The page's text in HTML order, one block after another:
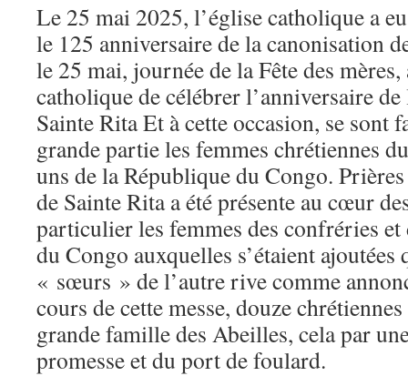
Le 25 mai 2025, l’église catholique a
le 125 anniversaire de la canonisation
le 25 mai, journée de la Fête des
catholique de célébrer l’anniversaire
Sainte Rita Et à cette occasion, se sont
grande partie les femmes chrétiennes
uns de la République du Congo.
de Sainte Rita a été présente au cœur
particulier les femmes des confréries et
du Congo auxquelles s’étaient ajoutées
« sœurs » de l’autre rive comme
cours de cette messe, douze
grande famille des Abeilles, cela par
promesse et du port de foulard.